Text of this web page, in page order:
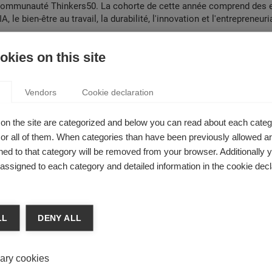
Thinkers50. La cohorte de cette année comprend des
le bien-être au travail, la durabilité, l'innovation et
est professeure associée à l'ESSEC Business School. Auparavant,
à l'université LUISS de Rome (Italie) et à la Surrey Business
Elle est titulaire d'un doctorat en gestion, systèmes d'information
s’appuyant sur les services basés sur les données et leurs
et la société. Elle s'intéresse également à l'étude de
on this site
Vendors Cookie declaration
the site are categorized and below you can read about each
all of them. When categories than have been previously allowed
to that category will be removed from your browser. Additionally
to each category and detailed information in the cookie
DENY ALL
cookies